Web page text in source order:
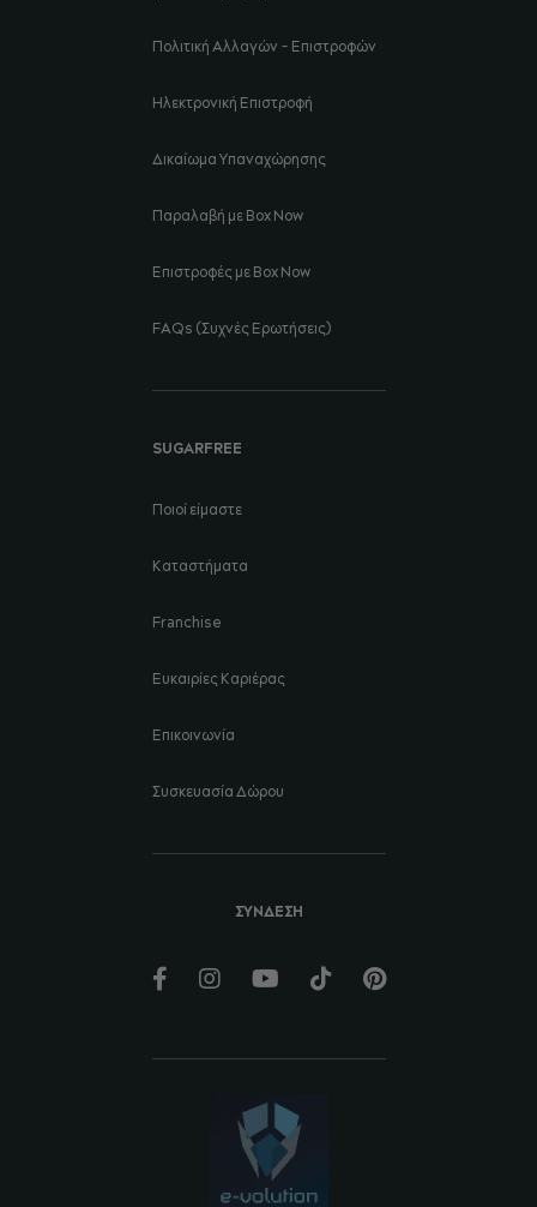
Πολιτική Αλλαγών - Επιστροφών
Ηλεκτρονική Επιστροφή
Δικαίωμα Υπαναχώρησης
Παραλαβή με Box Now
Επιστροφές με Box Now
FAQs (Συχνές Ερωτήσεις)
SUGARFREE
Ποιοί είμαστε
Καταστήματα
Franchise
Ευκαιρίες Καριέρας
Επικοινωνία
Συσκευασία Δώρου
ΣΥΝΔΕΣΗ